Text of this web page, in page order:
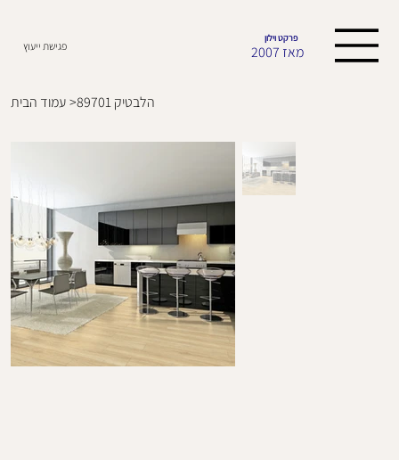
פגישת ייעוץ
פרקט וילון
מאז 2007
עמוד הבית> הלבטיק 89701